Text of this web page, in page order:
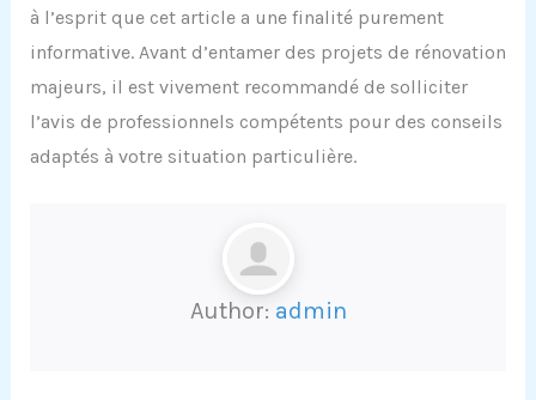
à l’esprit que cet article a une finalité purement
informative. Avant d’entamer des projets de rénovation
majeurs, il est vivement recommandé de solliciter
l’avis de professionnels compétents pour des conseils
adaptés à votre situation particulière.
Author: admin